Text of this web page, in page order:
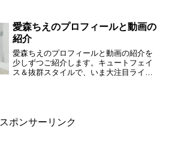
ける。生年月日 1998年1月19日 出身地 長
野県 血液型 O 身長 160 cm スリーサイズ
95 - 60 - 90 cm カップサイズ H
愛森ちえのプロフィールと動画の
紹介
愛森ちえのプロフィールと動画の紹介を
少しずつご紹介します。キュートフェイ
ス＆抜群スタイルで、いま大注目ライブ
T161cm、B90・W59・H90／趣味:アイド
ル観賞／特技:どこでも寝れる、自撮り
スポンサーリンク